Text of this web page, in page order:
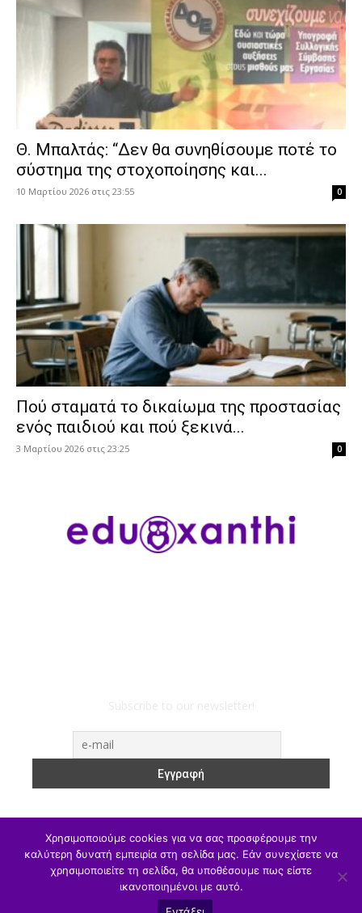
Θ. Μπαλτάς: “Δεν θα συνηθίσουμε ποτέ το
σύστημα της στοχοποίησης και...
10 Μαρτίου 2026 στις 23:55 0
Πού σταματά το δικαίωμα της προστασίας
ενός παιδιού και πού ξεκινά...
3 Μαρτίου 2026 στις 23:25 0
ΥΠΑΙΘΑ Υπηρεσιακά Α/θμια Β/θμια
Γ/θμια
Θέσεις Εργασίας
Αθλητισμός
Χρησιμοποιούμε cookies για να σας προσφέρουμε την
καλύτερη δυνατή εμπειρία στη σελίδα μας. Εάν συνεχίσετε να
χρησιμοποιείτε τη σελίδα, θα υποθέσουμε πως είστε
ικανοποιημένοι με αυτό.